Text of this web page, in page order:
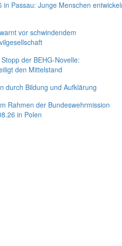
in Passau: Junge Menschen
vor schwindendem
der BEHG-Novelle:
den Mittelstand
durch Bildung und Aufklärung
Rahmen der Bundeswehrmission
in Polen